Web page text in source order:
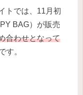
トでは、11月初
BAG）が販売
合わせとなって
す。